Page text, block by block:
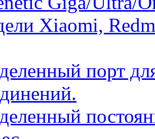
Xiaomi,
порт